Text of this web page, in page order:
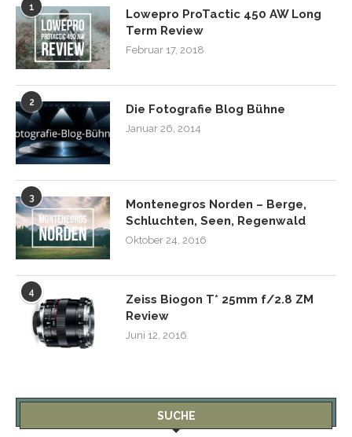
1
Lowepro ProTactic 450 AW Long
Term Review
Februar 17, 2018
2 Die Fotografie Blog Bühne
Januar 26, 2014
3
Montenegros Norden – Berge,
Schluchten, Seen, Regenwald
Oktober 24, 2016
4
Zeiss Biogon T* 25mm f/2.8 ZM
Review
Juni 12, 2016
SUCHE